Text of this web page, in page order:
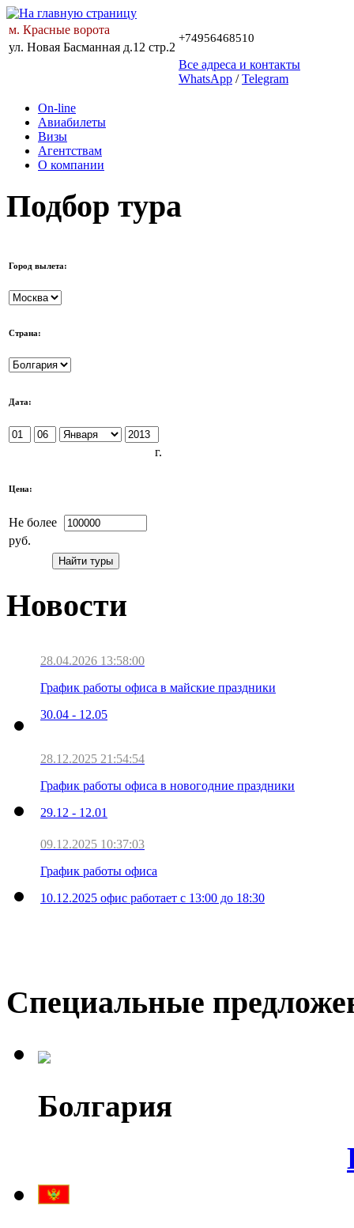
м. Красные ворота
+74956468510
ул. Новая Басманная д.12 стр.2
Все адреса и контакты
WhatsApp /Telegram
On-line
Авиабилеты
Визы
Агентствам
О компании
Подбор тура
Город вылета:
Страна:
Дата:
г.
Цена:
Не более
руб.
Новости
28.04.2026 13:58:00
График работы офиса в майские праздники
30.04 - 12.05
28.12.2025 21:54:54
График работы офиса в новогодние праздники
29.12 - 12.01
09.12.2025 10:37:03
График работы офиса
10.12.2025 офис работает с 13:00 до 18:30
Специальные
Болгария